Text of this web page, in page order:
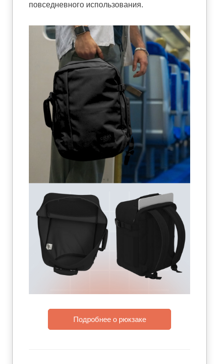
повседневного использования.
Подробнее о рюкзаке